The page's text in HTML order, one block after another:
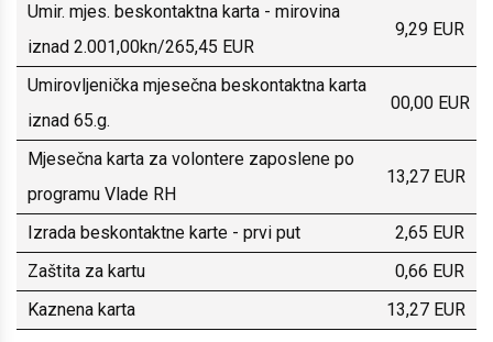
Umir. mjes. beskontaktna karta - mirovina
iznad 2.001,00kn/265,45 EUR
9,29 EUR
Umirovljenička mjesečna beskontaktna karta
iznad 65.g.
00,00 EUR
Mjesečna karta za volontere zaposlene po
programu Vlade RH
13,27 EUR
Izrada beskontaktne karte - prvi put
2,65 EUR
Zaštita za kartu
0,66 EUR
Kaznena karta
13,27 EUR